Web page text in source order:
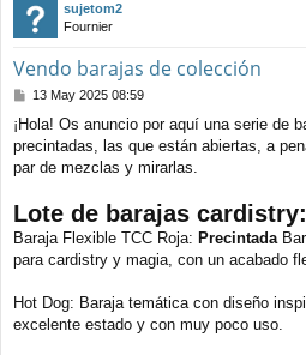
sujetom2
Fournier
Vendo barajas de colección
M
n
s
a
13 May 2025 08:59
¡Hola! Os anuncio por aquí una serie de
precintadas, las que están abiertas, a
par de mezclas y mirarlas.
Lote de barajas cardistry:
Baraja Flexible TCC Roja: Precintada
para cardistry y magia, con un acabado
Hot Dog: Baraja temática con diseño
excelente estado y con muy poco uso.